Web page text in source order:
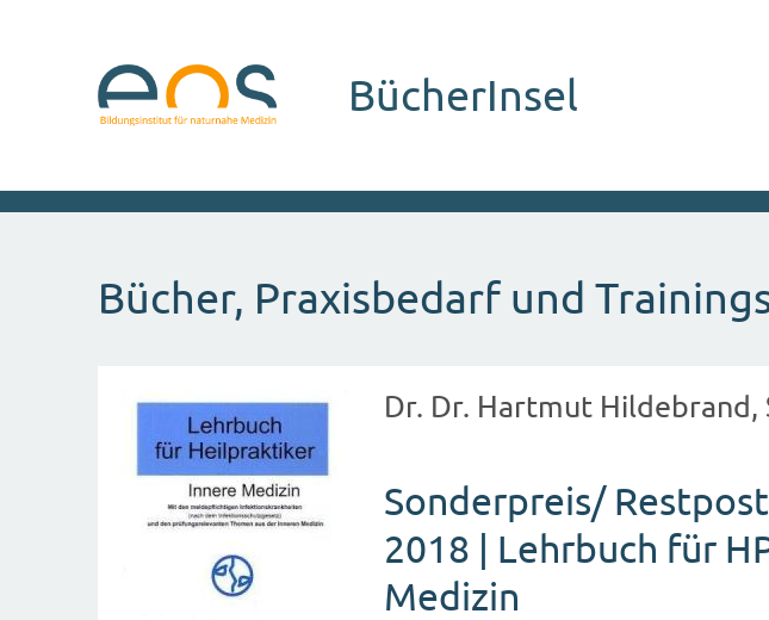
BücherInsel
Bücher, Praxisbedarf und
Dr. Dr. Hartmut Hildebrand,
Sonderpreis/
2018 | Lehrbuch für
Medizin